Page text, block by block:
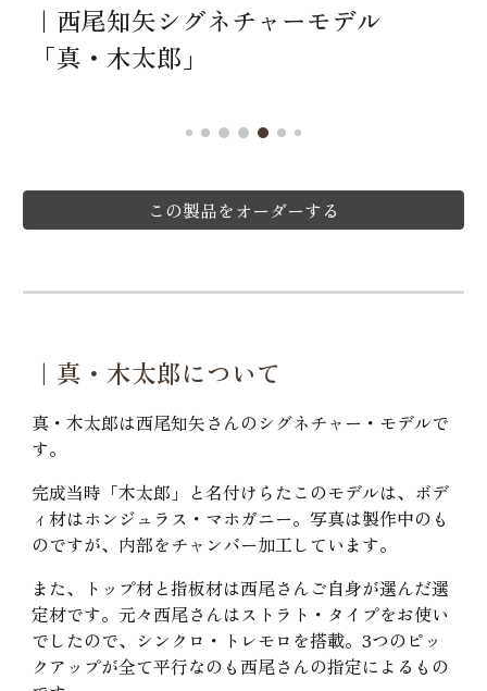
｜西尾知矢シグネチャーモデル
「真・木太郎」
この製品をオーダーする
｜ 真・木太郎について
真・木太郎は西尾知矢さんのシグネチャー・モデルで
す。
完成当時「木太郎」と名付けらたこのモデルは、ボデ
ィ材はホンジュラス・マホガニー。写真は製作中のも
のですが、内部をチャンバー加工しています。
また、トップ材と指板材は西尾さんご自身が選んだ選
定材です。元々西尾さんはストラト・タイプをお使い
でしたので、シンクロ・トレモロを搭載。3つのピッ
クアップが全て平行なのも西尾さんの指定によるもの